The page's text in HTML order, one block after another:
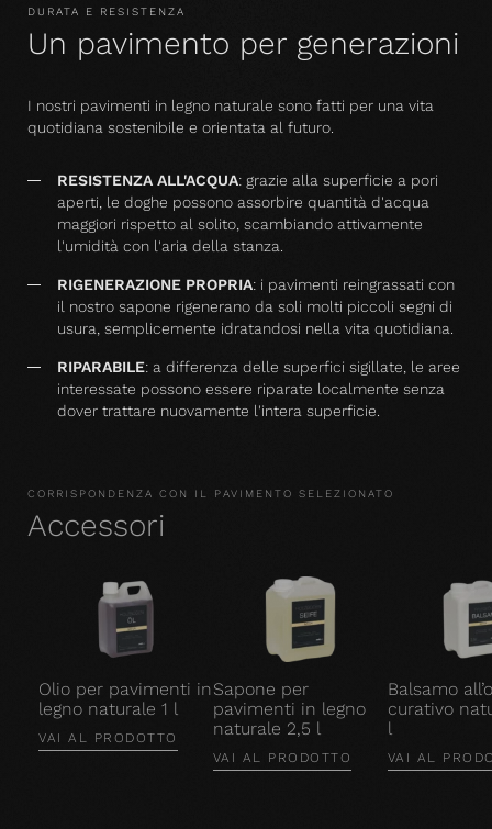
DURATA E RESISTENZA
Un pavimento per generazioni
I nostri pavimenti in legno naturale sono fatti per una vita
quotidiana sostenibile e orientata al futuro.
RESISTENZA ALL'ACQUA: grazie alla superficie a pori
aperti, le doghe possono assorbire quantità d'acqua
maggiori rispetto al solito, scambiando attivamente
l'umidità con l'aria della stanza.
RIGENERAZIONE PROPRIA: i pavimenti reingrassati con
il nostro sapone rigenerano da soli molti piccoli segni di
usura, semplicemente idratandosi nella vita quotidiana.
RIPARABILE: a differenza delle superfici sigillate, le aree
interessate possono essere riparate localmente senza
dover trattare nuovamente l'intera superficie.
CORRISPONDENZA CON IL PAVIMENTO SELEZIONATO
Accessori
Olio per pavimenti in
legno naturale 1 l
VAI AL PRODOTTO
Sapone per
pavimenti in legno
naturale 2,5 l
VAI AL PRODOTTO
Balsamo
curativo
l
VAI AL